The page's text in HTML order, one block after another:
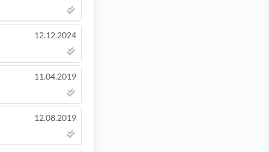
12.12.2024
11.04.2019
12.08.2019